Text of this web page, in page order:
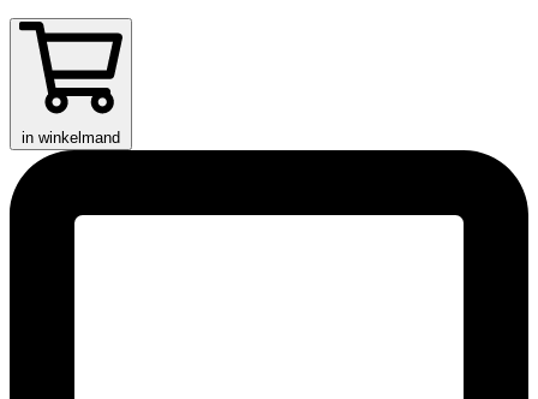
in winkelmand